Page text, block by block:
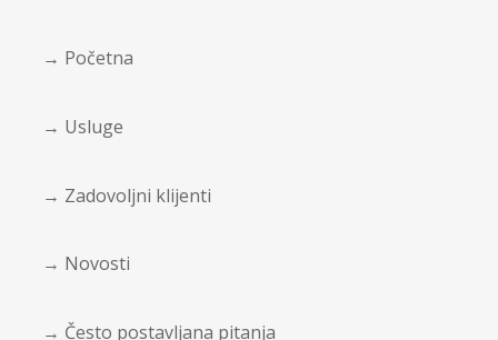
→ Početna
→ Usluge
→ Zadovoljni klijenti
→ Novosti
→ Često postavljana pitanja